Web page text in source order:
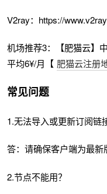
V2ray：https://
机场推荐3：【肥猫云】
平均6¥/月【 肥猫云注册
常见问题
1.无法导入或更新订阅链
答：请确保客户端为最新
2.节点不能用？